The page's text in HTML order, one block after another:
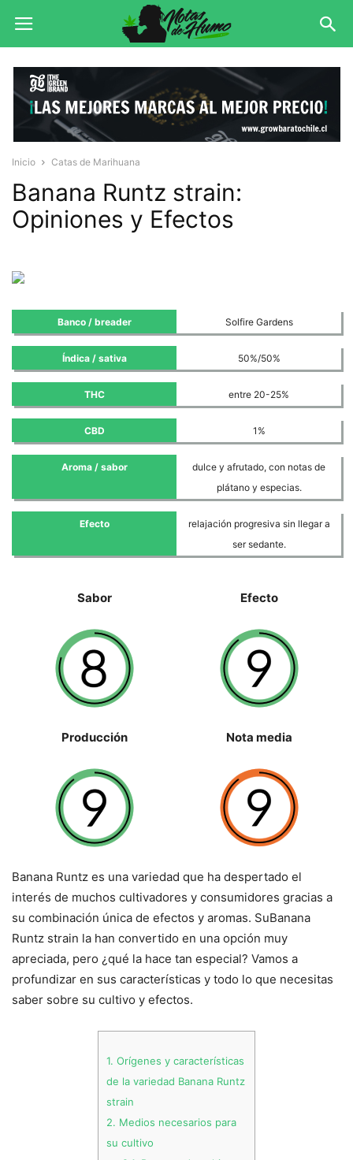
Inicio Catas de Marihuana
Banana Runtz strain:
Opiniones y Efectos
Banco / breader Solfire Gardens
Índica / sativa 50%/50%
THC entre 20-25%
CBD 1%
Aroma / sabor
dulce y afrutado, con notas de
plátano y especias.
Efecto
relajación progresiva sin llegar a
ser sedante.
Sabor Efecto
Producción Nota media
Banana Runtz es una variedad que ha despertado el
interés de muchos cultivadores y consumidores gracias a
su combinación única de efectos y aromas. SuBanana
Runtz strain la han convertido en una opción muy
apreciada, pero ¿qué la hace tan especial? Vamos a
profundizar en sus características y todo lo que necesitas
saber sobre su cultivo y efectos.
1. Orígenes y características
de la variedad Banana Runtz
strain
2. Medios necesarios para
su cultivo